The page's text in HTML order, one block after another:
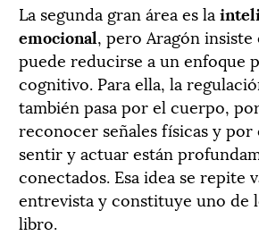
La segunda gran área es la
emocional, pero Aragón insiste
puede reducirse a un enfoque
cognitivo. Para ella, la
también pasa por el cuerpo,
reconocer señales físicas y
sentir y actuar están
conectados. Esa idea se repite
entrevista y constituye uno de
libro.